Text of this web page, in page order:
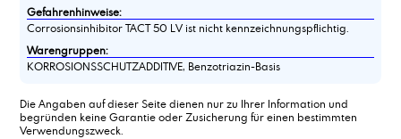
Gefahrenhinweise:
Corrosionsinhibitor TACT 50 LV ist nicht kennzeichnungspflichtig.
Warengruppen:
KORROSIONSSCHUTZADDITIVE, Benzotriazin-Basis
Die Angaben auf dieser Seite dienen nur zu Ihrer Information und
begründen keine Garantie oder Zusicherung für einen bestimmten
Verwendungszweck.